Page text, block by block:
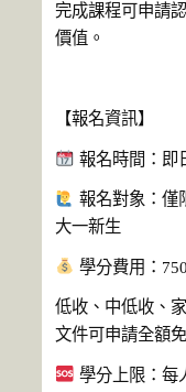
完成課程可申請
價值。
【報名資訊】
報名時間：即
報名對象： 僅
大一新生
學分費用：
低收、中低收、
文件可申請全額
學分上限：每